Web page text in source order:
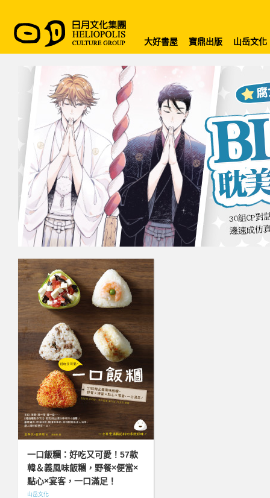
大好書屋 寶鼎出版 山岳文化
一口飯糰：好吃又可愛！57款
韓＆義風味飯糰，野餐×便當×
點心×宴客，一口滿足！
山岳文化